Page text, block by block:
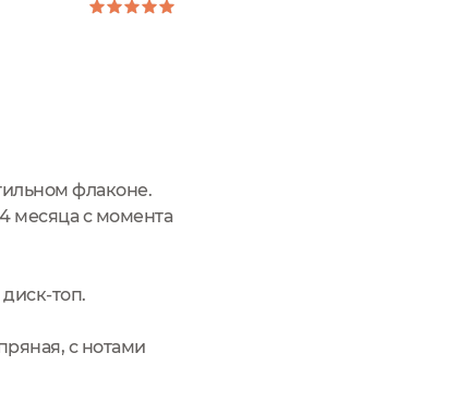
флаконе.
месяца с момента
топ.
с нотами